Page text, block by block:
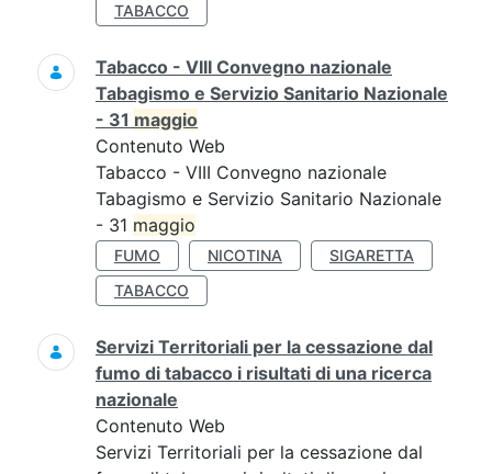
TABACCO
Tabacco - VIII Convegno nazionale
Tabagismo e Servizio Sanitario Nazionale
- 31 maggio
Contenuto Web
Tabacco - VIII Convegno nazionale
Tabagismo e Servizio Sanitario Nazionale
- 31 maggio
FUMO NICOTINA
SIGARETTA
TABACCO
Servizi Territoriali per la cessazione dal
fumo di tabacco i risultati di una ricerca
nazionale
Contenuto Web
Servizi Territoriali per la cessazione dal